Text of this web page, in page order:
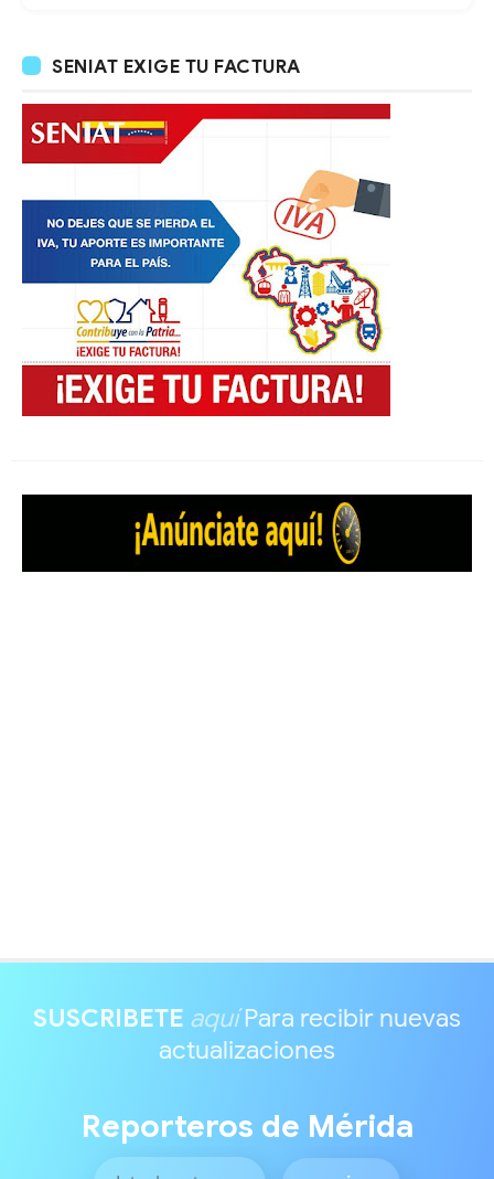
SENIAT EXIGE TU FACTURA
SUSCRIBETE aquíPara recibir nuevas
actualizaciones
Reporteros de Mérida